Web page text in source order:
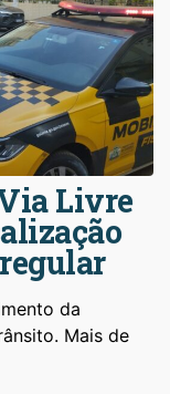
Livre
da
Mais de